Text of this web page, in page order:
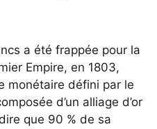
a été frappée pour la
Empire, en 1803,
monétaire défini par le
d’un alliage d’or
que 90 % de sa